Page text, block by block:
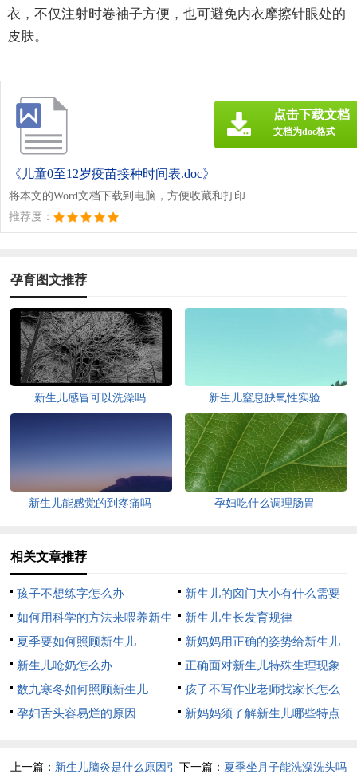
衣，不仅注射时卷袖子方便，也可避免内衣摩擦针眼处的
皮肤。
《儿童0至12岁疫苗接种时间表.doc》
将本文的Word文档下载到电脑，方便收藏和打印
推荐度：
点击下载文档
文档为doc格式
孕育图文推荐
新生儿感冒可以洗澡吗 新生儿窒息缺氧性实验
新生儿能感觉的到疼痛吗 孕妇吃什么调理肠胃
相关文章推荐
孩子不想练字怎么办
新生儿的囟门大小有什么需要
注意的地方
如何用科学的方法来喂养新生
儿？
新生儿生长发育规律
夏季要如何照顾新生儿
新妈妈用正确的姿势给新生儿
哺乳
新生儿呛奶怎么办
正确面对新生儿特殊生理现象
数九寒冬如何照顾新生儿
孩子不写作业老师找家长怎么
办
孕妇舌头容易烂的原因 新妈妈须了解新生儿哪些特点
上一篇： 新生儿脑炎是什么原因引 下一篇： 夏季坐月子能洗澡洗头吗